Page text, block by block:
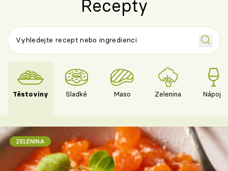
Recepty
Těstoviny Sladké Maso Zelenina Nápoje
ZELENINA